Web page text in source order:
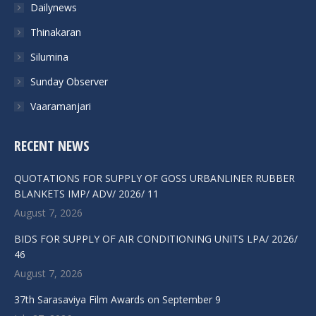
windowwindowwindow
Dailynews
Thinakaran
Silumina
Sunday Observer
Vaaramanjari
RECENT NEWS
QUOTATIONS FOR SUPPLY OF GOSS URBANLINER RUBBER
BLANKETS IMP/ ADV/ 2026/ 11
August 7, 2026
BIDS FOR SUPPLY OF AIR CONDITIONING UNITS LPA/ 2026/
46
August 7, 2026
37th Sarasaviya Film Awards on September 9